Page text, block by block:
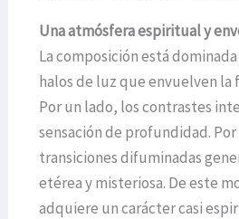
Una atmósfera espiritual y
La composición está
halos de luz que envuelven la
Por un lado, los contrastes
sensación de profundidad.
transiciones difuminadas
etérea y misteriosa. De este
adquiere un carácter casi